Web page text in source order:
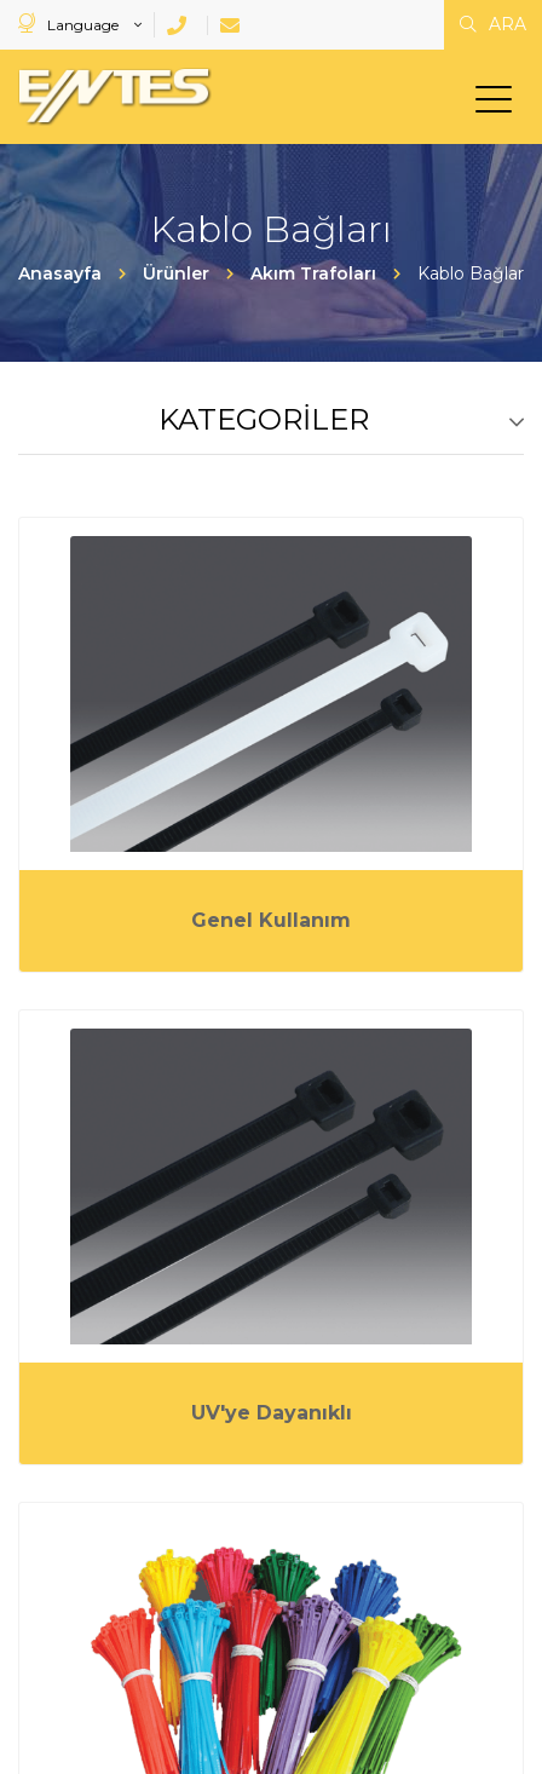
Language ARA
Kablo Bağları
Anasayfa Ürünler Akım Trafoları Kablo Bağları
KATEGORILER
Genel Kullanım
UV'ye Dayanıklı